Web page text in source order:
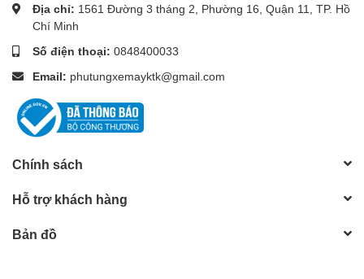
Địa chỉ: 1561 Đường 3 tháng 2, Phường 16, Quận 11, TP. Hồ
Chí Minh
Số điện thoại: 0848400033
Email: phutungxemayktk@gmail.com
Chính sách
Hỗ trợ khách hàng
Bản đồ